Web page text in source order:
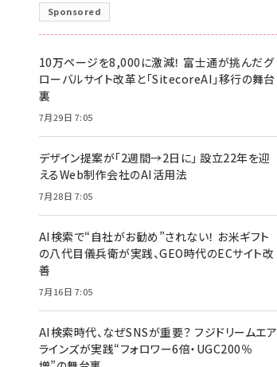
Sponsored
10万ページを8,000に激減！ 富士通が挑んだグ
ローバルサイト改革と「SitecoreAI」移行の舞台
裏
7月29日 7:05
デザイン提案が「2週間→2日に」 設立22年を迎
えるWeb制作会社のAI活用法
7月28日 7:05
AI検索で“自社がお勧め”されない！ お米ギフト
の八代目儀兵衛が実践、GEO時代のECサイト改
善
7月16日 7:05
AI検索時代、なぜSNSが重要？ フジドリームエア
ラインズが実践“フォロワー6倍・UGC200％